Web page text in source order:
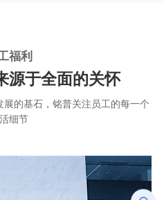
福利
源于全面的关怀
细节